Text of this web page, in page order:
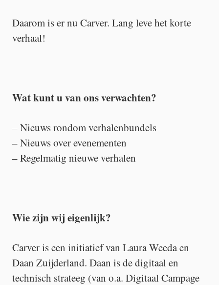
Daarom is er nu Carver. Lang leve het korte
verhaal!
Wat kunt u van ons verwachten?
– Nieuws rondom verhalenbundels
– Nieuws over evenementen
– Regelmatig nieuwe verhalen
Wie zijn wij eigenlijk?
Carver is een initiatief van Laura Weeda en
Daan Zuijderland. Daan is de digitaal en
technisch strateeg (van o.a. Digitaal Campage